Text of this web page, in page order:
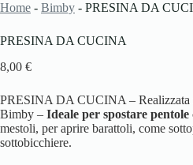
Home - Bimby - PRESINA DA
PRESINA DA CUCINA
8,00 €
PRESINA DA CUCINA – Realizzata
Bimby – Ideale per spostare pentole
mestoli, per aprire barattoli, come
sottobicchiere.